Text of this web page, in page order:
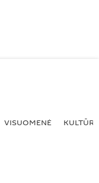
VISUOMENĖ KULTŪRA